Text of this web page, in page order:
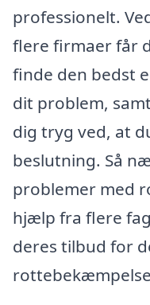
professionelt.
flere firmaer får
finde den bedst
dit problem,
dig tryg ved, at
beslutning. Så
problemer med
hjælp fra flere
deres tilbud for